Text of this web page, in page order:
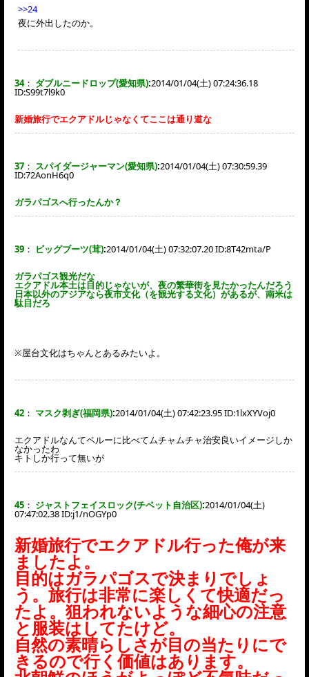
>>24
夜に外出したのか。
34： ダブルニードロップ(愛知県):2014/01/04(土) 07:24:36.18
ID:S99t7l9k0
新婚旅行でエクアドルじゃなくてここは通り道な
37 ： スパイダージャーマン(愛知県):2014/01/04(土) 07:30:59.39
ID:72AonH6q0
ガラパゴスへ行ったんか？
39 ： ビッグブーツ(茸):2014/01/04(土) 07:32:07.20 ID:8T42mta/P
ガラパゴス観光だな
エクアドル本土は目的じゃないが、夜の繁華街を見たかったんだろう
日本以外のアジアなら夜市文化（を観光する文化）があるが、南米は
駄目だろ
※屋台文化はちゃんとあるみたいよ。
42 ： マスク剥ぎ(福岡県):2014/01/04(土) 07:42:23.95 ID:1lxXYVoj0
エクアドルなんてペルーに比べてムチャムチャ治安良いイメージしか
なかったわ
キトしか行って無いが
45 ： ジャストフェイスロック(チベット自治区):2014/01/04(土)
07:47:02.38 ID:j1/nOGYp0
新婚旅行でエクアドル行った俺が来
ましたよ。
目的はガラパゴスで決まりでしょ
う。旅行は非常に楽しくて快適だっ
たよ。狙われないような細心の注意
と服装はしてたけど。
自然の素晴らしさが目の当たりにで
きるので行く価値はあります。